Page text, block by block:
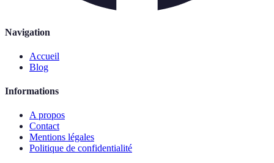
Navigation
Accueil
Blog
Informations
A propos
Contact
Mentions légales
Politique de confidentialité